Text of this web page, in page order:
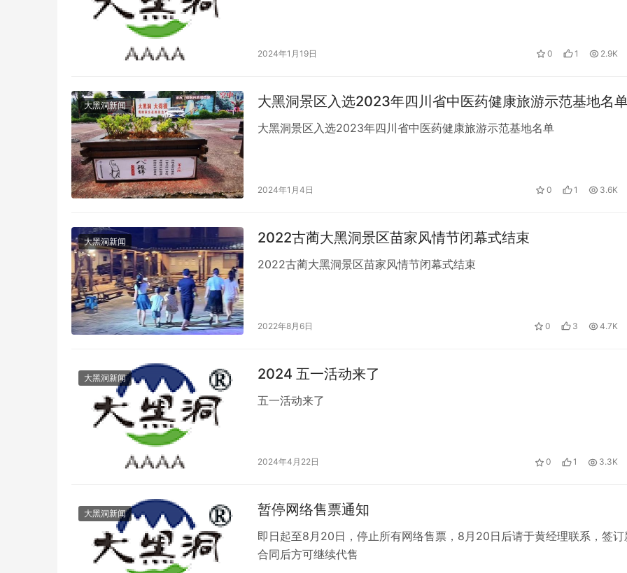
2024年1月19日 0 1 2.9K
大黑洞新闻 大黑洞景区入选2023年四川省中医药健康旅游示范基地名
大黑洞景区入选2023年四川省中医药健康旅游示范基地名单
2024年1月4日 0 1 3.6K
大黑洞新闻 2022古蔺大黑洞景区苗家风情节闭幕式结束
2022古蔺大黑洞景区苗家风情节闭幕式结束
2022年8月6日 0 3 4.7K
大黑洞新闻 2024 五一活动来了
五一活动来了
2024年4月22日 0 1 3.3K
大黑洞新闻 暂停网络售票通知
即日起至8月20日，停止所有网络售票，8月20日后请于黄经理联系，签订
合同后方可继续代售